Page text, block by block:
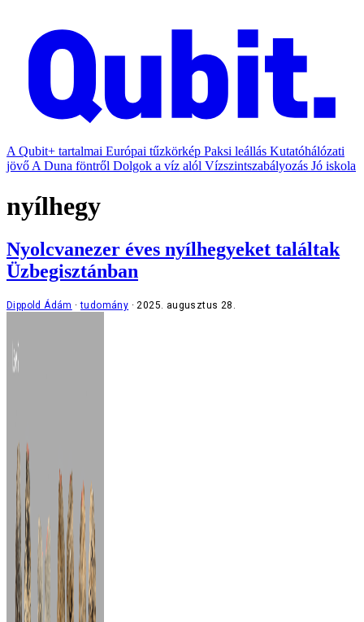
A Qubit+ tartalmai Európai tűzkörkép Paksi leállás Kutatóhálózati
jövő A Duna föntről Dolgok a víz alól Vízszintszabályozás Jó iskola
nyílhegy
Nyolcvanezer éves nyílhegyeket találtak
Üzbegisztánban
Dippold Ádám tudomány 2025. augusztus 28.